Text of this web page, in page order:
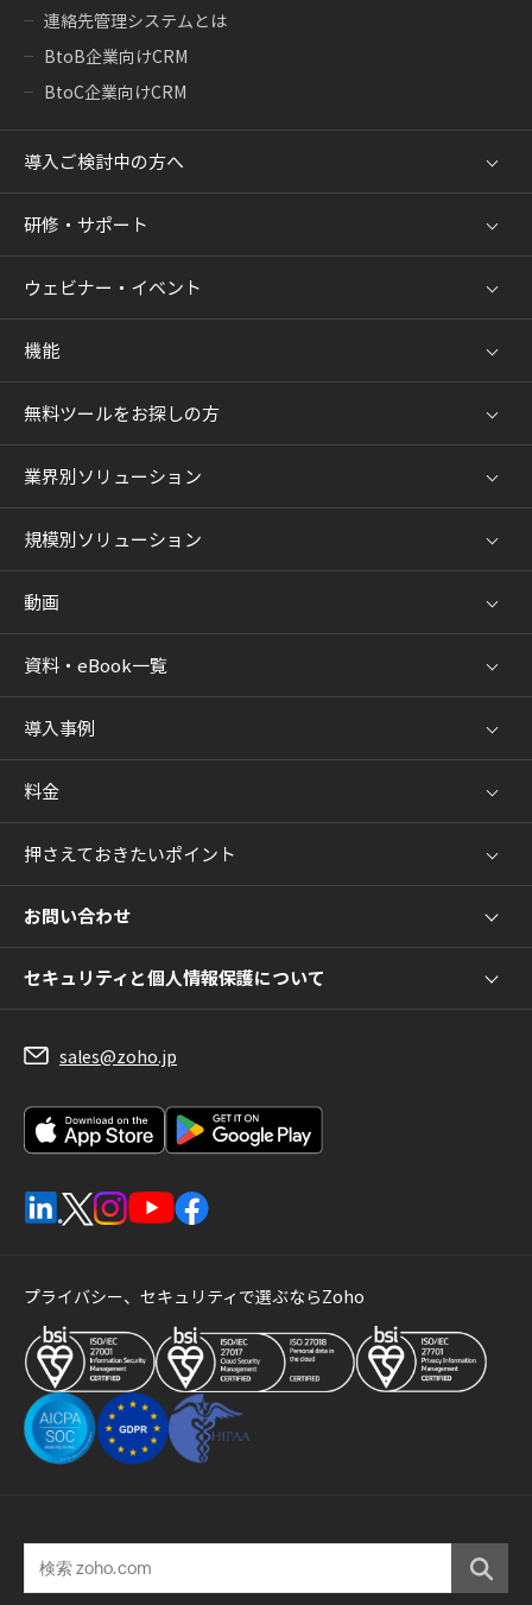
連絡先管理システムとは
BtoB企業向けCRM
BtoC企業向けCRM
導入ご検討中の方へ
研修・サポート
ウェビナー・イベント
機能
無料ツールをお探しの方
業界別ソリューション
規模別ソリューション
動画
資料・eBook一覧
導入事例
料金
押さえておきたいポイント
お問い合わせ
セキュリティと個人情報保護について
sales@zoho.jp
プライバシー、セキュリティで選ぶならZoho